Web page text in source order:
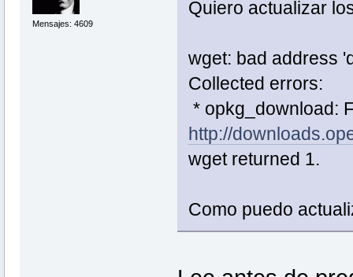
Mensajes: 4609
Quiero actualizar
wget: bad address
Collected errors:
* opkg_download:
http://
wget returned 1.
Como puedo